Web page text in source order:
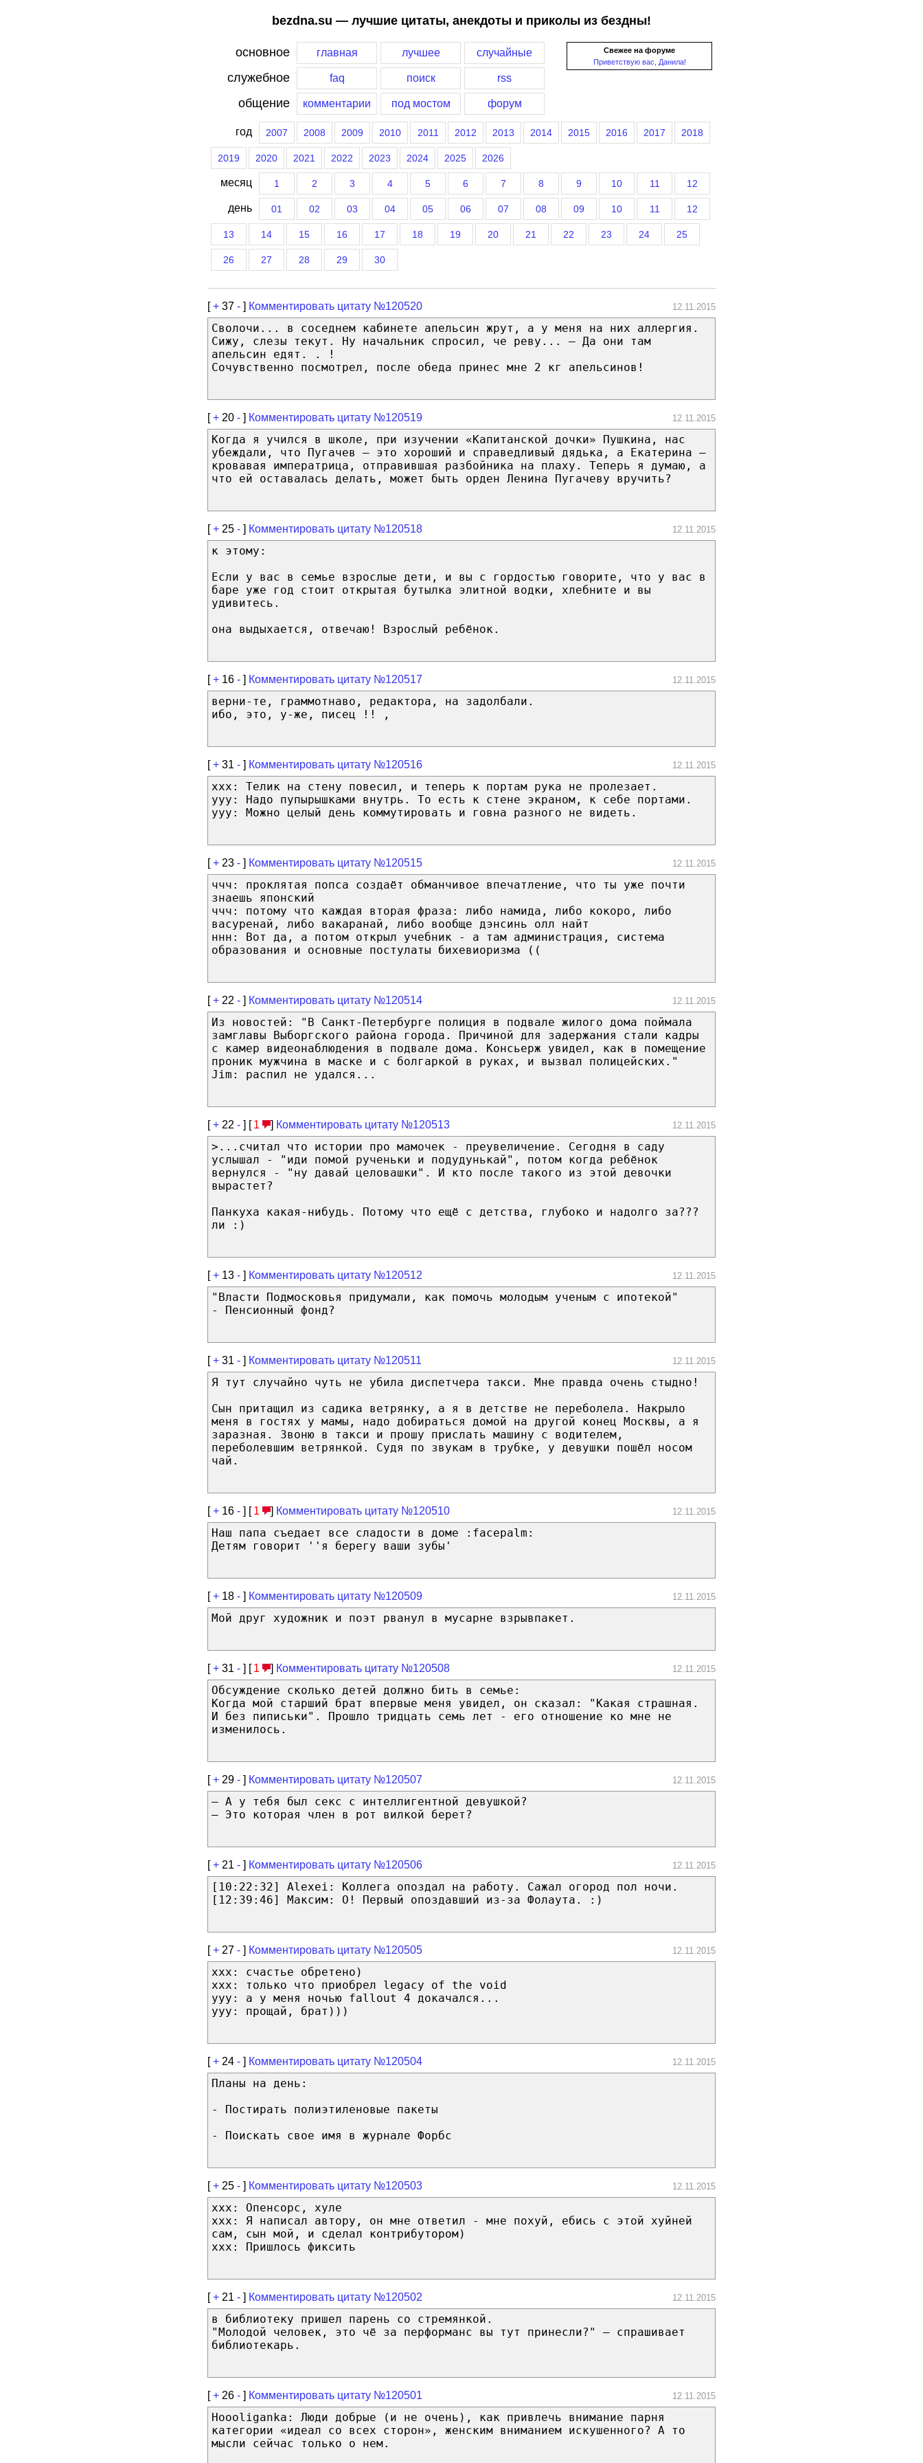
bezdna.su — лучшие цитаты, анекдоты и приколы из бездны!
Свежее на форуме
Приветствую вас, Данила!
основное главная лучшее случайные
служебное faq поиск rss
общение комментарии под мостом форум
год 2007 2008 2009 2010 2011 2012 2013 2014 2015 2016 2017 2018
2019 2020 2021 2022 2023 2024 2025 2026
месяц 1 2 3 4 5 6 7 8 9 10 11 12
день 01 02 03 04 05 06 07 08 09 10 11 12
13 14 15 16 17 18 19 20 21 22 23 24 25
26 27 28 29 30
[+ 37 - ] Комментировать цитату №120520 12.11.2015
Сволочи... в соседнем кабинете апельсин жрут, а у меня на них аллергия.
Сижу, слезы текут. Ну начальник спросил, че реву... — Да они там
апельсин едят. . !
Сочувственно посмотрел, после обеда принес мне 2 кг апельсинов!
[+ 20 - ] Комментировать цитату №120519 12.11.2015
Когда я учился в школе, при изучении «Капитанской дочки» Пушкина, нас
убеждали, что Пугачев – это хороший и справедливый дядька, а Екатерина –
кровавая императрица, отправившая разбойника на плаху. Теперь я думаю, а
что ей оставалась делать, может быть орден Ленина Пугачеву вручить?
[+ 25 - ] Комментировать цитату №120518 12.11.2015
к этому:
Если у вас в семье взрослые дети, и вы с гордостью говорите, что у вас в
баре уже год стоит открытая бутылка элитной водки, хлебните и вы
удивитесь.
она выдыхается, отвечаю! Взрослый ребёнок.
[+ 16 - ] Комментировать цитату №120517 12.11.2015
верни-те, граммотнаво, редактора, на задолбали.
ибо, это, у-же, писец !! ,
[+ 31 - ] Комментировать цитату №120516 12.11.2015
xxx: Телик на стену повесил, и теперь к портам рука не пролезает.
yyy: Надо пупырышками внутрь. То есть к стене экраном, к себе портами.
yyy: Можно целый день коммутировать и говна разного не видеть.
[+ 23 - ] Комментировать цитату №120515 12.11.2015
ччч: проклятая попса создаёт обманчивое впечатление, что ты уже почти
знаешь японский
ччч: потому что каждая вторая фраза: либо намида, либо кокоро, либо
васуренай, либо вакаранай, либо вообще дэнсинь олл найт
ннн: Вот да, а потом открыл учебник - а там администрация, система
образования и основные постулаты бихевиоризма ((
[+ 22 - ] Комментировать цитату №120514 12.11.2015
Из новостей: "В Санкт-Петербурге полиция в подвале жилого дома поймала
замглавы Выборгского района города. Причиной для задержания стали кадры
с камер видеонаблюдения в подвале дома. Консьерж увидел, как в помещение
проник мужчина в маске и с болгаркой в руках, и вызвал полицейских."
Jim: распил не удался...
[+ 22 - ] [ 1 ] Комментировать цитату №120513 12.11.2015
>...считал что истории про мамочек - преувеличение. Сегодня в саду
услышал - "иди помой рученьки и подудунькай", потом когда ребёнок
вернулся - "ну давай целовашки". И кто после такого из этой девочки
вырастет?
Панкуха какая-нибудь. Потому что ещё с детства, глубоко и надолго за???
ли :)
[+ 13 - ] Комментировать цитату №120512 12.11.2015
"Власти Подмосковья придумали, как помочь молодым ученым с ипотекой"
- Пенсионный фонд?
[+ 31 - ] Комментировать цитату №120511 12.11.2015
Я тут случайно чуть не убила диспетчера такси. Мне правда очень стыдно!
Сын притащил из садика ветрянку, а я в детстве не переболела. Накрыло
меня в гостях у мамы, надо добираться домой на другой конец Москвы, а я
заразная. Звоню в такси и прошу прислать машину с водителем,
переболевшим ветрянкой. Судя по звукам в трубке, у девушки пошёл носом
чай.
[+ 16 - ] [ 1 ] Комментировать цитату №120510 12.11.2015
Наш папа съедает все сладости в доме :facepalm:
Детям говорит ''я берегу ваши зубы'
[+ 18 - ] Комментировать цитату №120509 12.11.2015
Мой друг художник и поэт рванул в мусарне взрывпакет.
[+ 31 - ] [ 1 ] Комментировать цитату №120508 12.11.2015
Обсуждение сколько детей должно бить в семье:
Когда мой старший брат впервые меня увидел, он сказал: "Какая страшная.
И без пиписьки". Прошло тридцать семь лет - его отношение ко мне не
изменилось.
[+ 29 - ] Комментировать цитату №120507 12.11.2015
— А у тебя был cекc с интеллигентной девушкой?
— Это которая член в рот вилкой берет?
[+ 21 - ] Комментировать цитату №120506 12.11.2015
[10:22:32] Alexei: Коллега опоздал на работу. Сажал огород пол ночи.
[12:39:46] Максим: О! Первый опоздавший из-за Фолаута. :)
[+ 27 - ] Комментировать цитату №120505 12.11.2015
xxx: счастье обретено)
xxx: только что приобрел legacy of the void
yyy: а у меня ночью fallout 4 докачался...
yyy: прощай, брат)))
[+ 24 - ] Комментировать цитату №120504 12.11.2015
Планы на день:
- Постирать полиэтиленовые пакеты
- Поискать свое имя в журнале Форбс
[+ 25 - ] Комментировать цитату №120503 12.11.2015
xxx: Опенсорс, хуле
xxx: Я написал автору, он мне ответил - мне похуй, ебись с этой хуйней
сам, сын мой, и сделал контрибутором)
xxx: Пришлось фиксить
[+ 21 - ] Комментировать цитату №120502 12.11.2015
в библиотеку пришел парень со стремянкой.
"Молодой человек, это чё за перформанс вы тут принесли?" – спрашивает
библиотекарь.
[+ 26 - ] Комментировать цитату №120501 12.11.2015
Hoooliganka: Люди добрые (и не очень), как привлечь внимание парня
категории «идеал со всех сторон», женским вниманием искушенного? А то
мысли сейчас только о нем.